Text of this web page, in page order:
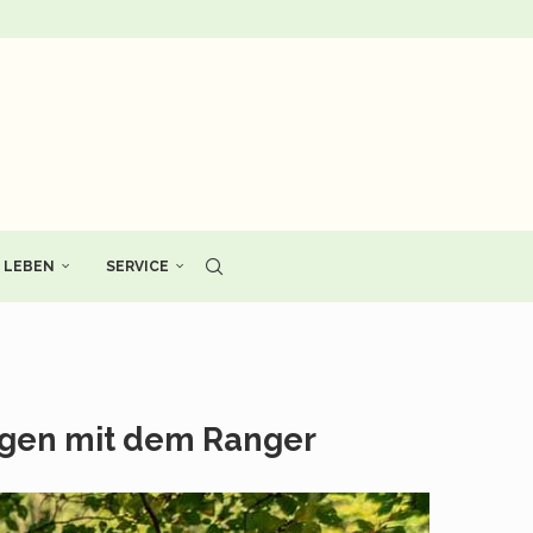
LEBEN SERVICE
mit dem Ranger